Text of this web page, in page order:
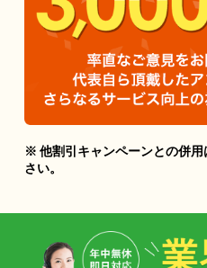
※ 他割引キャンペーンとの併
さい。